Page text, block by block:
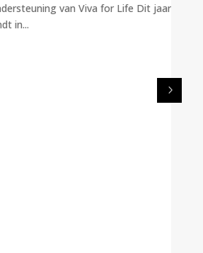
van Viva for Life Dit jaar